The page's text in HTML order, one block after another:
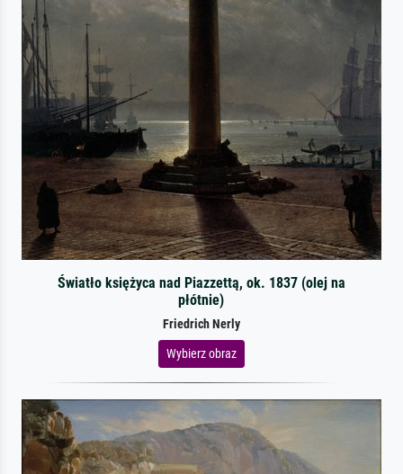
Światło księżyca nad Piazzettą, ok. 1837 (olej na
płótnie)
Friedrich Nerly
Wybierz obraz